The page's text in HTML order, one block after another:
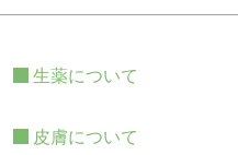
生薬について
皮膚について